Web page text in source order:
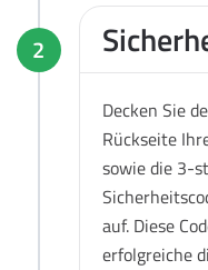
2
Decken Sie
Rückseite
sowie die 3-
auf. Diese
erfolgreiche